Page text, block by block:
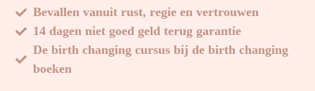
Bevallen vanuit rust, regie en vertrouwen
14 dagen niet goed geld terug garantie
De birth changing cursus bij de birth changing
boeken